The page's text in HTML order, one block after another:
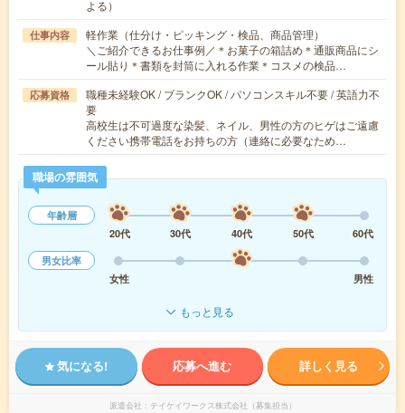
よる）
仕事内容
軽作業（仕分け・ピッキング・検品、商品管理）
＼ご紹介できるお仕事例／＊お菓子の箱詰め＊通販商品にシ
ール貼り＊書類を封筒に入れる作業＊コスメの検品…
応募資格
職種未経験OK / ブランクOK / パソコンスキル不要 / 英語力不
要
高校生は不可過度な染髪、ネイル、男性の方のヒゲはご遠慮
ください携帯電話をお持ちの方（連絡に必要なため…
職場の雰囲気
年齢層
20代
30代 40代 50代
60代
男女比率
女性
男性
もっと見る
気になる! 応募へ進む 詳しく見る
派遣会社 テイケイワークス株式会社（募集担当）